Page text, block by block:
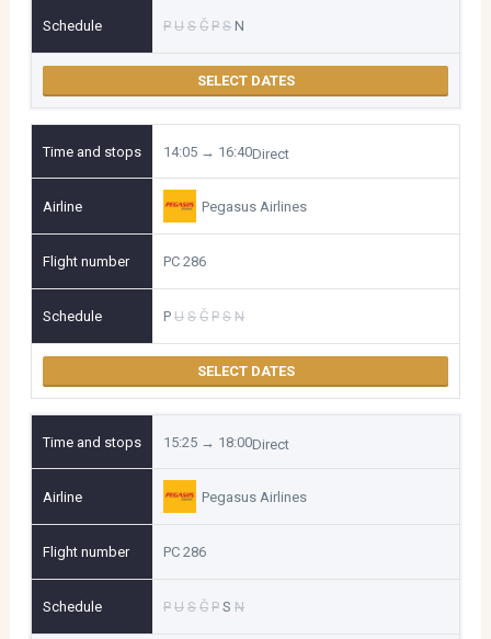
P U S Č P S N
SELECT DATES
14:05 → 16:40Direct
Pegasus Airlines
PC 286
P U S Č P S N
SELECT DATES
15:25 → 18:00Direct
Pegasus Airlines
PC 286
P U S Č P S N